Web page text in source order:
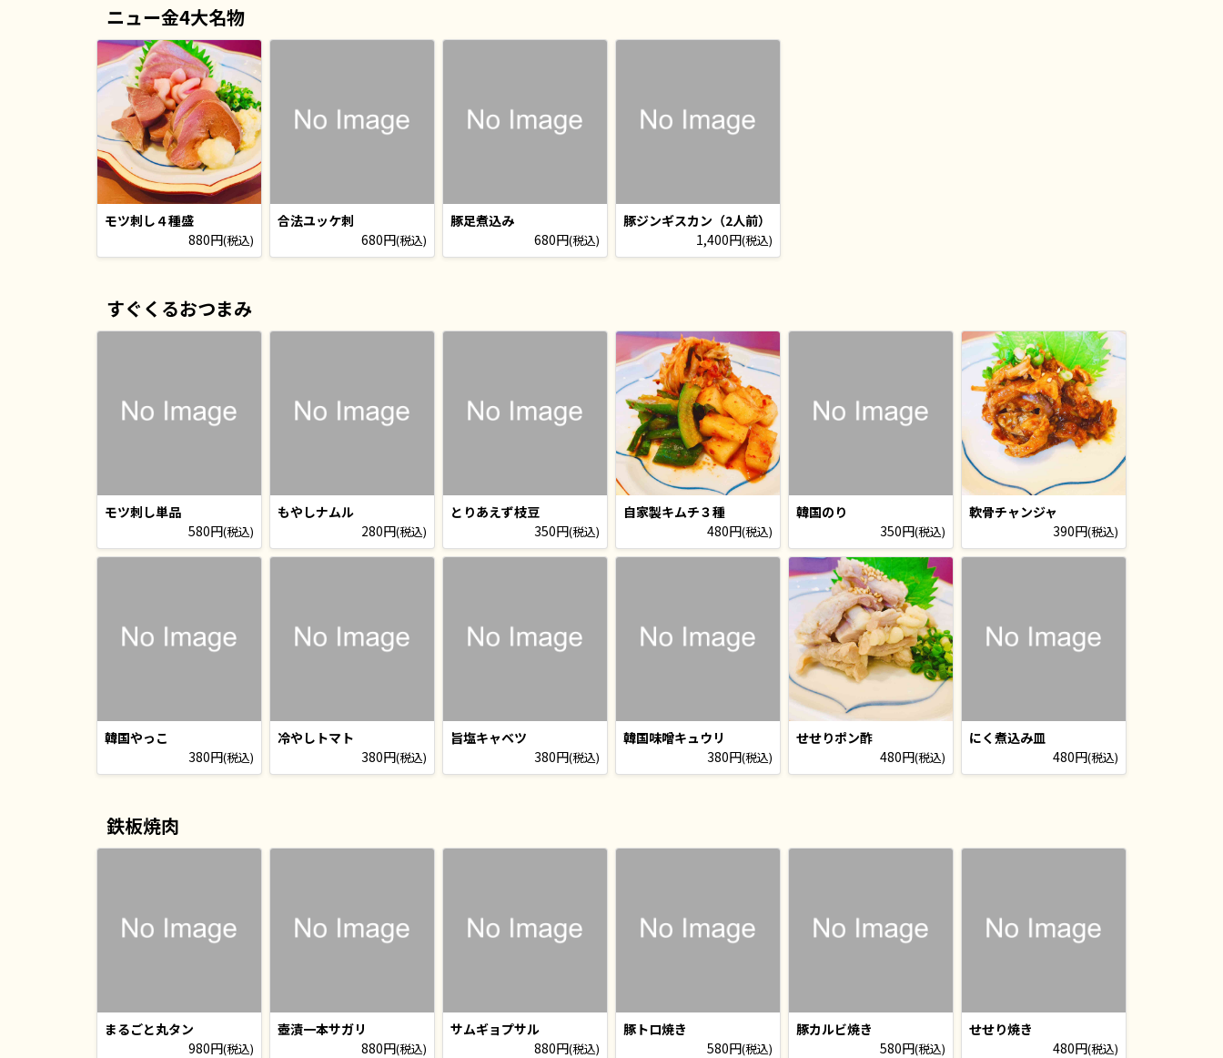
ニュー金4大名物
モツ刺し４種盛
880円(税込)
合法ユッケ刺
680円(税込)
豚足煮込み
680円(税込)
豚ジンギスカン（2人前）
1,400円(税込)
すぐくるおつまみ
モツ刺し単品
580円(税込)
もやしナムル
280円(税込)
とりあえず枝豆
350円(税込)
自家製キムチ３種
480円(税込)
韓国のり
350円(税込)
軟骨チャンジャ
390円(税込)
韓国やっこ
380円(税込)
冷やしトマト
380円(税込)
旨塩キャベツ
380円(税込)
韓国味噌キュウリ
380円(税込)
せせりポン酢
480円(税込)
にく煮込み皿
480円(税込)
鉄板焼肉
まるごと丸タン
980円(税込)
壺漬一本サガリ
880円(税込)
サムギョプサル
880円(税込)
豚トロ焼き
580円(税込)
豚カルビ焼き
580円(税込)
せせり焼き
480円(税込)